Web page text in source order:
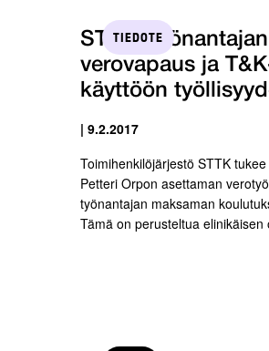
TIEDOTE
STTK:
verovapaus ja
käyttöön
| 9.2.2017
Toimihenkilöjärjestö STTK
Petteri Orpon asettaman
työnantajan maksaman
Tämä on perusteltua elinikäisen